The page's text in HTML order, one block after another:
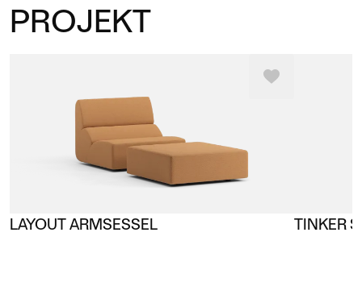
PROJEKT
LAYOUT ARMSESSEL TINKER